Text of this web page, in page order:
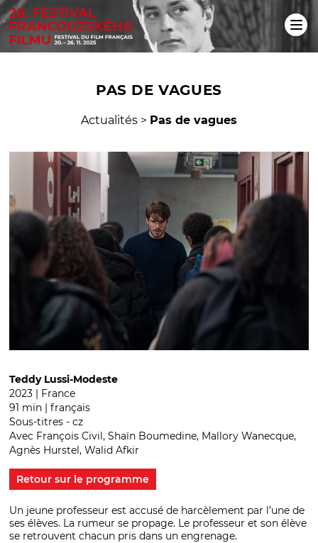
PAS DE VAGUES
Actualités > Pas de vagues
Teddy Lussi-Modeste
2023 | France
91 min | français
Sous-titres - cz
Avec François Civil, Shaïn Boumedine, Mallory Wanecque,
Agnès Hurstel, Walid Afkir
Retour sur le programme
Un jeune professeur est accusé de harcèlement par l’une de
ses élèves. La rumeur se propage. Le professeur et son élève
se retrouvent chacun pris dans un engrenage.